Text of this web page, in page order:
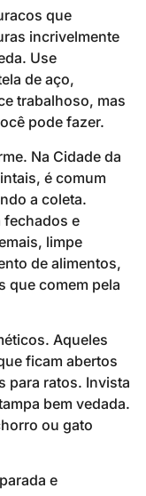
que
incrivelmente
Use
de aço,
trabalhoso, mas
pode fazer.
Na Cidade da
é comum
a coleta.
fechados e
limpe
de alimentos,
que comem pela
Aqueles
ficam abertos
para ratos. Invista
bem vedada.
ou gato
e